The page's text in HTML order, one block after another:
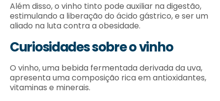
Além disso, o vinho tinto pode auxiliar na digestão,
estimulando a liberação do ácido gástrico, e ser um
aliado na luta contra a obesidade.
Curiosidades sobre o vinho
O vinho, uma bebida fermentada derivada da uva,
apresenta uma composição rica em antioxidantes,
vitaminas e minerais.